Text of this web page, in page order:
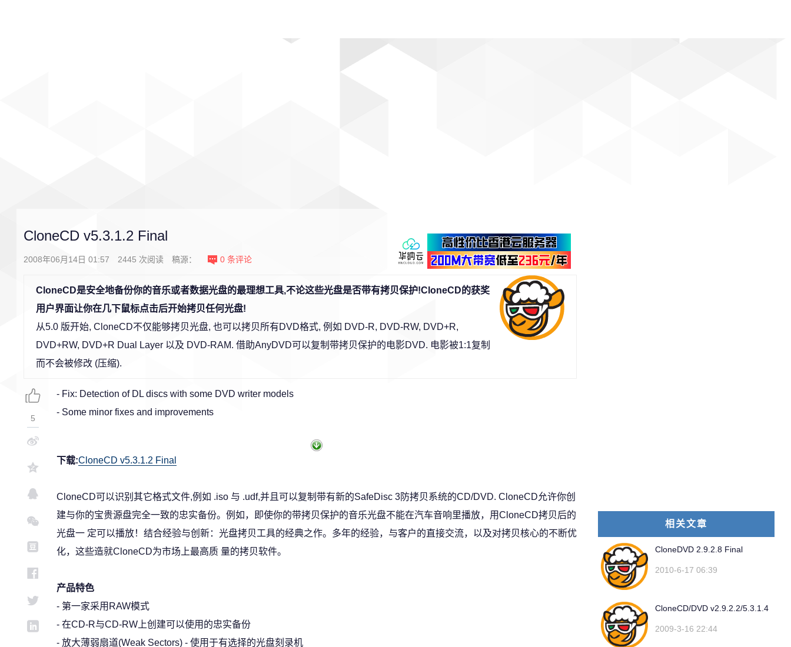
CloneCD v5.3.1.2 Final
2008年06月14日 01:57 2445 次阅读 稿源： 0 条评论
CloneCD是安全地备份你的音乐或者数据光盘的最理想工具,不论这些光盘是否带有拷贝保护!CloneCD的获奖
用户界面让你在几下鼠标点击后开始拷贝任何光盘!
从5.0 版开始, CloneCD不仅能够拷贝光盘, 也可以拷贝所有DVD格式, 例如 DVD-R, DVD-RW, DVD+R,
DVD+RW, DVD+R Dual Layer 以及 DVD-RAM. 借助AnyDVD可以复制带拷贝保护的电影DVD. 电影被1:1复制
而不会被修改 (压缩).
- Fix: Detection of DL discs with some DVD writer models
- Some minor fixes and improvements
下载:CloneCD v5.3.1.2 Final
CloneCD可以识别其它格式文件,例如 .iso 与 .udf,并且可以复制带有新的SafeDisc 3防拷贝系统的CD/DVD. CloneCD允许你创
建与你的宝贵源盘完全一致的忠实备份。例如，即使你的带拷贝保护的音乐光盘不能在汽车音响里播放，用CloneCD拷贝后的
光盘一 定可以播放！结合经验与创新：光盘拷贝工具的经典之作。多年的经验，与客户的直接交流，以及对拷贝核心的不断优
化，这些造就CloneCD为市场上最高质 量的拷贝软件。
产品特色
- 第一家采用RAW模式
- 在CD-R与CD-RW上创建可以使用的忠实备份
- 放大薄弱扇道(Weak Sectors) - 使用于有选择的光盘刻录机
5
相关文章
CloneDVD 2.9.2.8 Final
2010-6-17 06:39
CloneCD/DVD v2.9.2.2/5.3.1.4
2009-3-16 22:44